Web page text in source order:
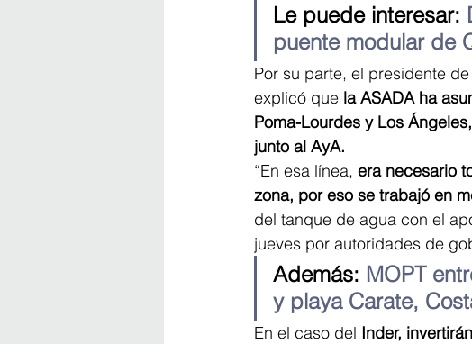
Le puede interesar:
puente modular de
Por su parte, el presidente
explicó que la ASADA ha
Poma-Lourdes y Los
junto al AyA.
“En esa línea, era necesario
zona, por eso se trabajó en
del tanque de agua con el
jueves por autoridades de
Además: MOPT
y playa Carate,
En el caso del Inder,